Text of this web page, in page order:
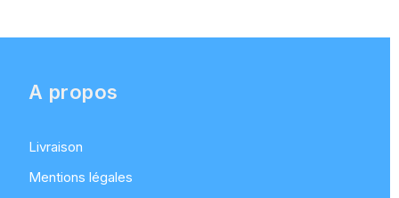
A propos
Livraison
Mentions légales